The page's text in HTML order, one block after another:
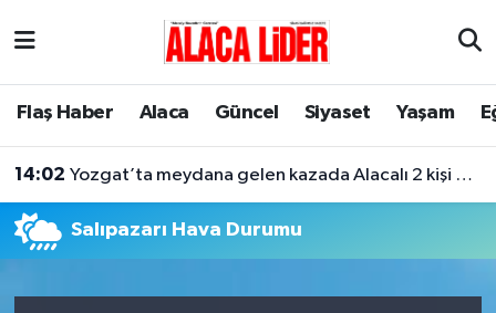
Flaş Haber Alaca Güncel Siyaset Yaşam
14:02 Yozgat’ta meydana gelen kazada Alacalı 2 kişi hayatını kaybetti
Salıpazarı Hava Durumu
Çorum Nöbetçi Eczaneler